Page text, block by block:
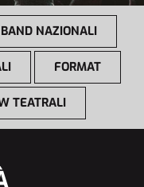
NAZIONALI
FORMAT
TEATRALI